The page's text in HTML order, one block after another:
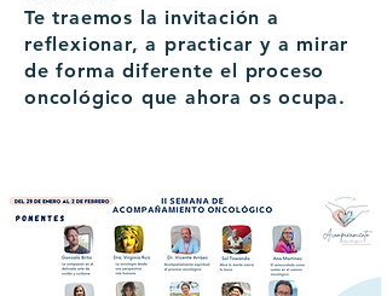
Te traemos la invitación a
reflexionar, a practicar y a mirar
de forma diferente el proceso
oncológico que ahora os ocupa.